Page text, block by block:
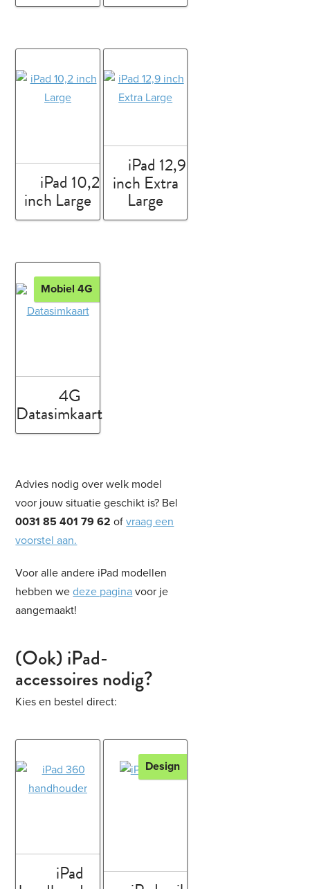
iPad 10,2
inch Large
iPad 12,9
inch Extra
Large
4G
Datasimkaart
Mobiel 4G
Advies nodig over welk model
voor jouw situatie geschikt is? Bel
0031 85 401 79 62ofvraag een
voorstel aan.
Voor alle andere iPad modellen
hebben wedeze pagina voor je
aangemaakt!
(Ook) iPad-
accessoires nodig?
Kies en bestel direct:
iPad
Design